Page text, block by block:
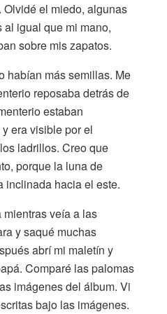
el miedo, algunas
igual que mi mano,
sobre mis zapatos.
habían más semillas. Me
reposaba detrás de
estaban
era visible por el
ladrillos. Creo que
porque la luna de
inclinada hacia el este.
mientras veía a las
y saqué muchas
abrí mi maletín y
Comparé las palomas
imágenes del álbum. Vi
bajo las imágenes.